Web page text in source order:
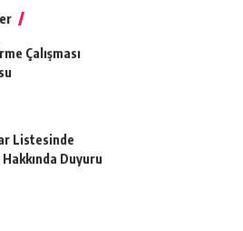
Çalışması
Listesinde
Duyuru